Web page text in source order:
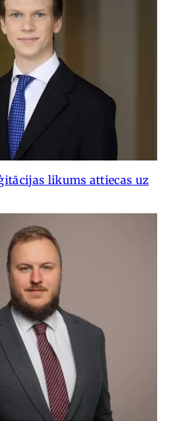
likums attiecas uz